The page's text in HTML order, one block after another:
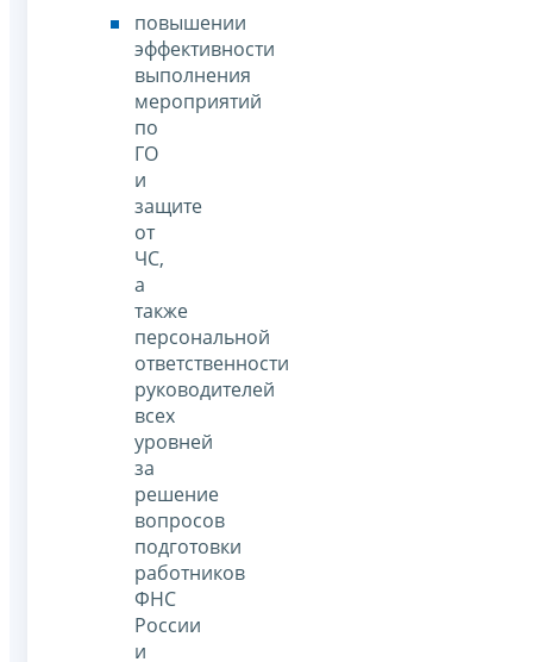
повышении
эффективности
выполнения
мероприятий
по
ГО
и
защите
от
ЧС,
а
также
персональной
ответственности
руководителей
всех
уровней
за
решение
вопросов
подготовки
работников
ФНС
России
и